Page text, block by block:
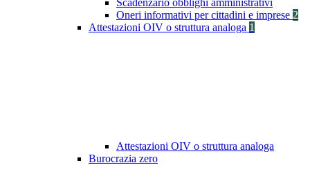
Scadenzario obblighi amministrativi
Oneri informativi per cittadini e imprese 2
Attestazioni OIV o struttura analoga 1
Attestazioni OIV o struttura analoga
Burocrazia zero